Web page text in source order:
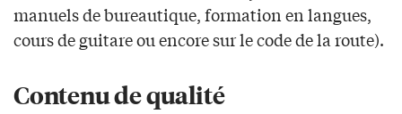
manuels de bureautique, formation en langues,
cours de guitare ou encore sur le code de la route).
Contenu de qualité